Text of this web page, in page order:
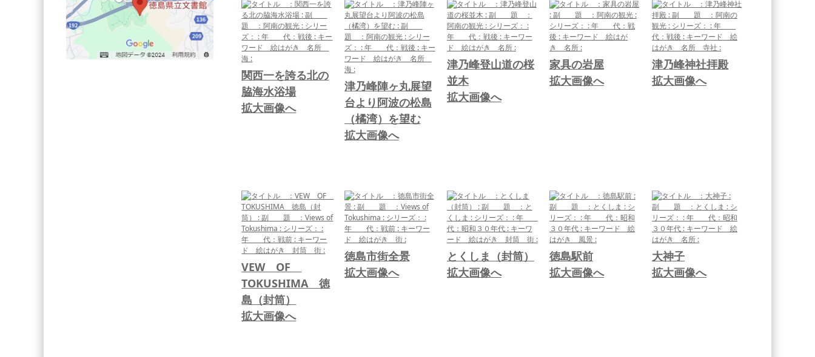
関西一を誇る北の
脇海水浴場
拡大画像へ
津乃峰陣ヶ丸展望
台より阿波の松島
（橘湾）を望む
拡大画像へ
津乃峰登山道の桜
並木
拡大画像へ
家具の岩屋
拡大画像へ
津乃峰神社拝殿
拡大画像へ
VEW OF
TOKUSHIMA 徳
島（封筒）
拡大画像へ
徳島市街全景
拡大画像へ
とくしま（封筒）
拡大画像へ
徳島駅前
拡大画像へ
大神子
拡大画像へ